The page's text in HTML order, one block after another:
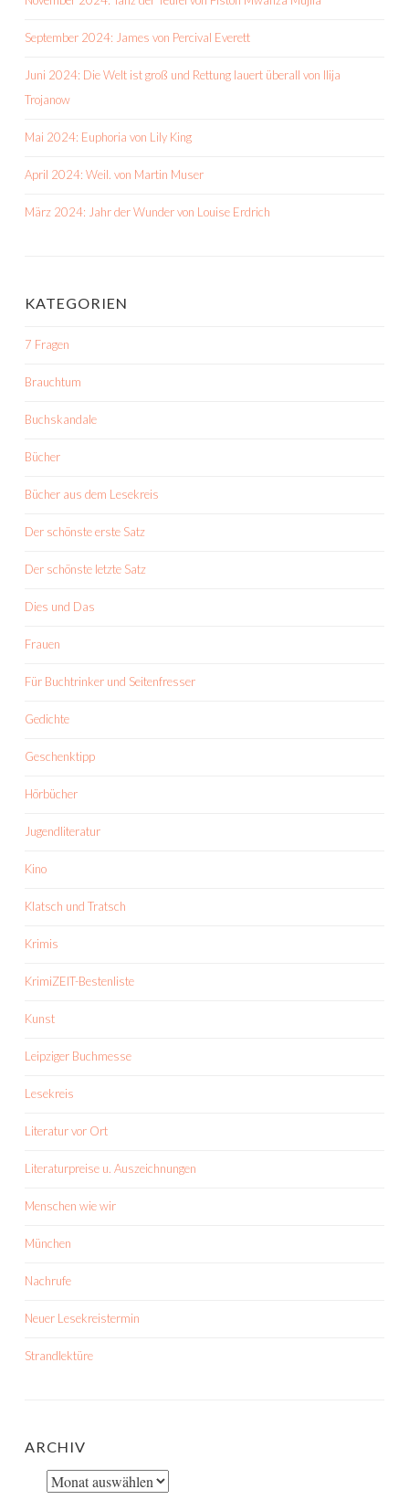
September 2024: James von Percival Everett
Juni 2024: Die Welt ist groß und Rettung lauert überall von Ilija
Trojanow
Mai 2024: Euphoria von Lily King
April 2024: Weil. von Martin Muser
März 2024: Jahr der Wunder von Louise Erdrich
KATEGORIEN
7 Fragen
Brauchtum
Buchskandale
Bücher
Bücher aus dem Lesekreis
Der schönste erste Satz
Der schönste letzte Satz
Dies und Das
Frauen
Für Buchtrinker und Seitenfresser
Gedichte
Geschenktipp
Hörbücher
Jugendliteratur
Kino
Klatsch und Tratsch
Krimis
KrimiZEIT-Bestenliste
Kunst
Leipziger Buchmesse
Lesekreis
Literatur vor Ort
Literaturpreise u. Auszeichnungen
Menschen wie wir
München
Nachrufe
Neuer Lesekreistermin
Strandlektüre
ARCHIV
Archiv